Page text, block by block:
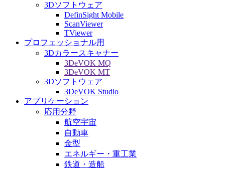
3Dソフトウェア
DefinSight Mobile
ScanViewer
TViewer
プロフェッショナル用
3Dカラースキャナー
3DeVOK MQ
3DeVOK MT
3Dソフトウェア
3DeVOK Studio
アプリケーション
応用分野
航空宇宙
自動車
金型
エネルギー・重工業
鉄道・造船